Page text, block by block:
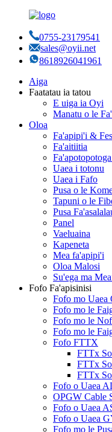
0755-23179541
sales@oyii.net
8618926041961
Aiga
Faatatau ia tatou
E uiga ia Oyi
Manatu o le
Oloa
Fa'apipi'i &
Fa'aitiitia
Uaea i totonu
Uaea i Fafo
Pusa o le
Tapuni o le
Pusa
Panel
Vaeluaina
Kapeneta
Mea fa'apipi'i
Oloa Malosi
Su'ega ma
Fofo Fa'apisinisi
Fofo mo
Fofo mo le
Fofo mo le
Fofo mo le
Fofo FTTX
FTTx
FTTx
FTTx
Fofo o Uaea
OPGW Cable
Fofo o Uaea
Fofo o Uaea
Fofo mo le